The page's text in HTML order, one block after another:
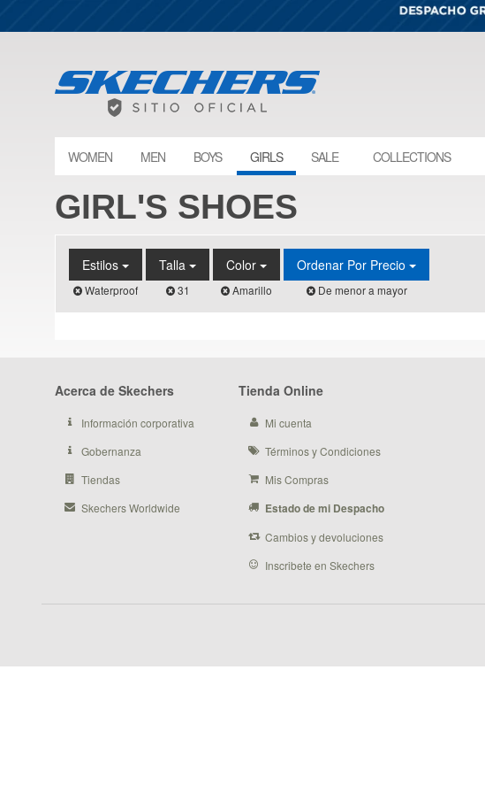
WOMEN MEN BOYS GIRLS SALE COLLECTIONS
GIRL'S SHOES
Estilos
Waterproof
Talla
31
Color
Amarillo
Ordenar Por Precio
De menor a mayor
Acerca de Skechers
Información corporativa
Gobernanza
Tiendas
Skechers Worldwide
Tienda Online
Mi cuenta
Términos y Condiciones
Mis Compras
Estado de mi Despacho
Cambios y devoluciones
Inscribete en Skechers